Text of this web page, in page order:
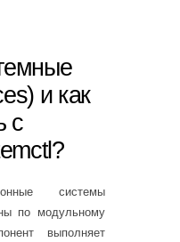
и как
с
системы
по модульному
выполняет